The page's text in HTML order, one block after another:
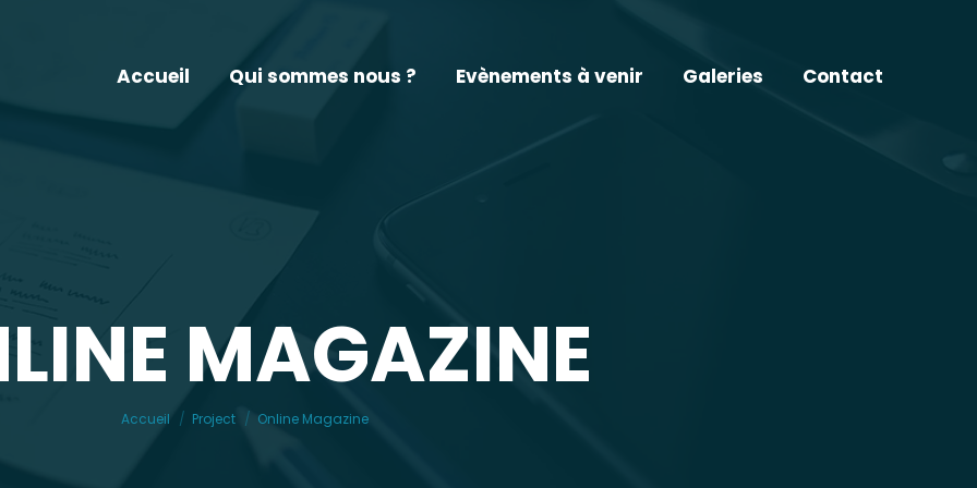
Accueil Qui sommes nous ? Evènements à venir Galeries Contact
MAGAZINE
Vous êtes ici :
Accueil Project Online Magazine